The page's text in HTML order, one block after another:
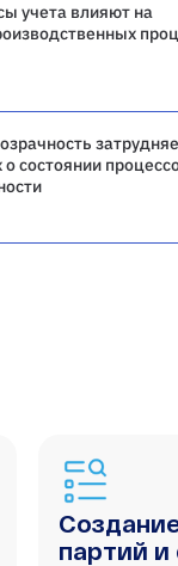
учета влияют на
состоянии
партий и